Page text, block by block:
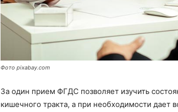
Фото pixabay.com
За один прием ФГДС позволяет изучить
кишечного тракта, а при необходимости дает